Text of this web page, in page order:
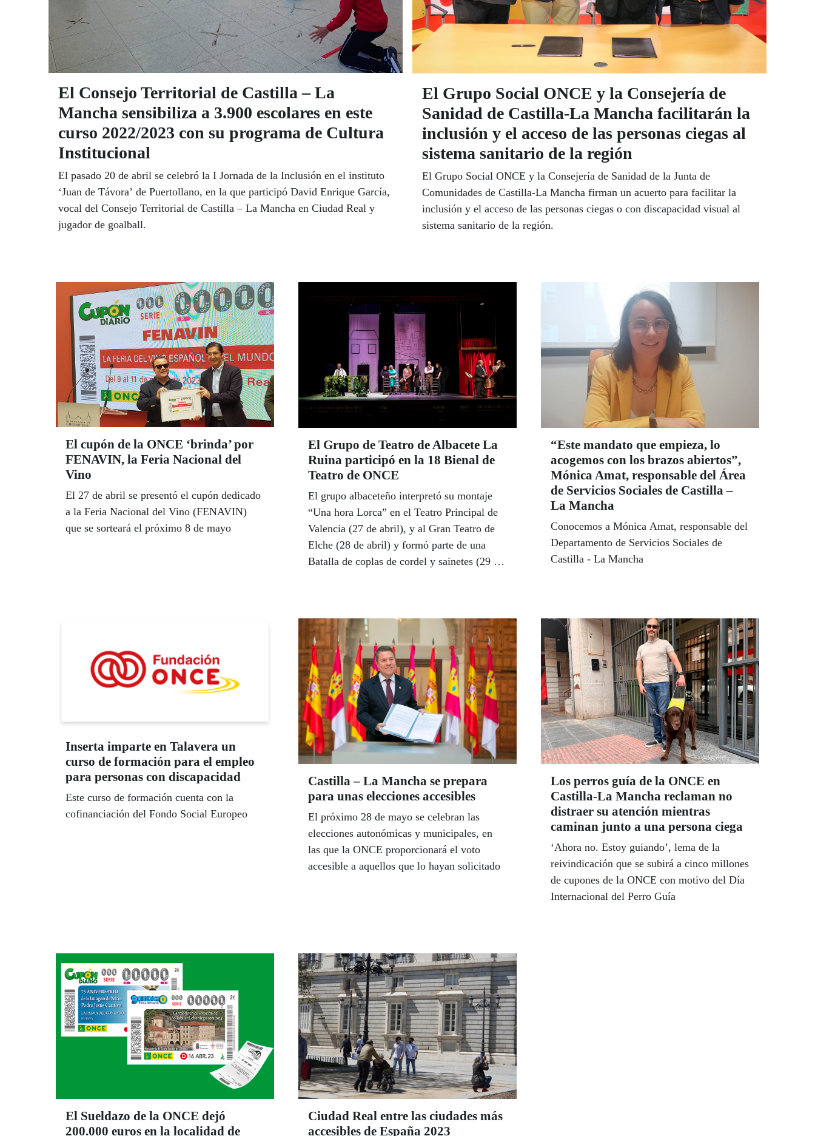
El Consejo Territorial de Castilla – La
Mancha sensibiliza a 3.900 escolares en este
curso 2022/2023 con su programa de Cultura
Institucional
El pasado 20 de abril se celebró la I Jornada de la Inclusión en el instituto
‘Juan de Távora’ de Puertollano, en la que participó David Enrique García,
vocal del Consejo Territorial de Castilla – La Mancha en Ciudad Real y
jugador de goalball.
El Grupo Social ONCE y la Consejería de
Sanidad de Castilla-La Mancha facilitarán la
inclusión y el acceso de las personas ciegas al
sistema sanitario de la región
El Grupo Social ONCE y la Consejería de Sanidad de la Junta de
Comunidades de Castilla-La Mancha firman un acuerto para facilitar la
inclusión y el acceso de las personas ciegas o con discapacidad visual al
sistema sanitario de la región.
El cupón de la ONCE ‘brinda’ por
FENAVIN, la Feria Nacional del
Vino
El 27 de abril se presentó el cupón dedicado
a la Feria Nacional del Vino (FENAVIN)
que se sorteará el próximo 8 de mayo
El Grupo de Teatro de Albacete La
Ruina participó en la 18 Bienal de
Teatro de ONCE
El grupo albaceteño interpretó su montaje
“Una hora Lorca” en el Teatro Principal de
Valencia (27 de abril), y al Gran Teatro de
Elche (28 de abril) y formó parte de una
Batalla de coplas de cordel y sainetes (29 de
“Este mandato que empieza, lo
acogemos con los brazos abiertos”,
Mónica Amat, responsable del Área
de Servicios Sociales de Castilla –
La Mancha
Conocemos a Mónica Amat, responsable del
Departamento de Servicios Sociales de
Castilla - La Mancha
Inserta imparte en Talavera un
curso de formación para el empleo
para personas con discapacidad
Este curso de formación cuenta con la
cofinanciación del Fondo Social Europeo
Castilla – La Mancha se prepara
para unas elecciones accesibles
El próximo 28 de mayo se celebran las
elecciones autonómicas y municipales, en
las que la ONCE proporcionará el voto
accesible a aquellos que lo hayan solicitado
Los perros guía de la ONCE en
Castilla-La Mancha reclaman no
distraer su atención mientras
caminan junto a una persona ciega
‘Ahora no. Estoy guiando’, lema de la
reivindicación que se subirá a cinco millones
de cupones de la ONCE con motivo del Día
Internacional del Perro Guía
El Sueldazo de la ONCE dejó
200.000 euros en la localidad de
Ciudad Real entre las ciudades más
accesibles de España 2023